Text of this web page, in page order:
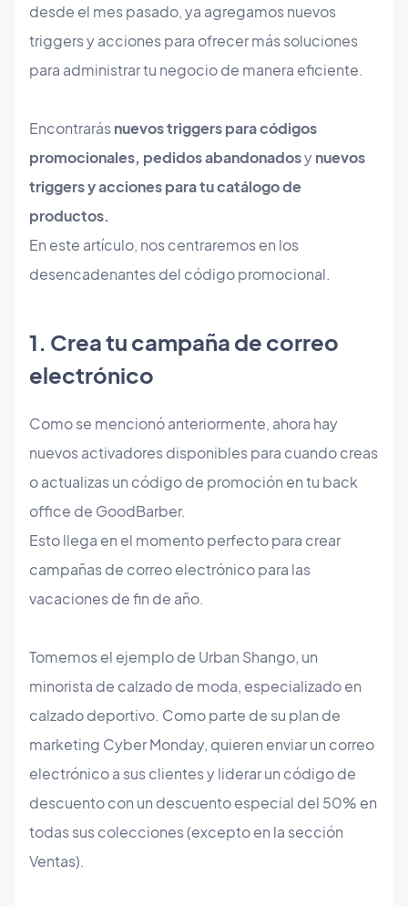
desde el mes pasado, ya agregamos nuevos
triggers y acciones para ofrecer más soluciones
para administrar tu negocio de manera eficiente.
Encontrarásnuevos triggers para códigos
promocionales, pedidos abandonadosynuevos
triggers y acciones para tu catálogo de
productos.
En este artículo, nos centraremos en los
desencadenantes del código promocional.
​1. Crea tu campaña de correo
electrónico
Como se mencionó anteriormente, ahora hay
nuevos activadores disponibles para cuando creas
o actualizas un código de promoción en tu back
office de GoodBarber.
Esto llega en el momento perfecto para crear
campañas de correo electrónico para las
vacaciones de fin de año.
Tomemos el ejemplo de Urban Shango, un
minorista de calzado de moda, especializado en
calzado deportivo. Como parte de su plan de
marketing Cyber ​​Monday, quieren enviar un correo
electrónico a sus clientes y liderar un código de
descuento con un descuento especial del 50% en
todas sus colecciones (excepto en la sección
Ventas).